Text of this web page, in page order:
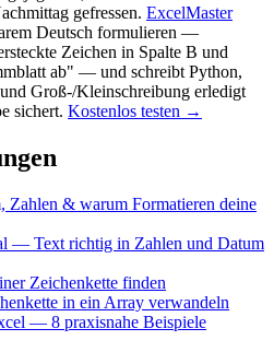
gefressen. ExcelMaster
Deutsch formulieren —
Zeichen in Spalte B und
ab" — und schreibt Python,
Groß-/Kleinschreibung erledigt
sichert. Kostenlos testen →
& warum Formatieren deine
— Text richtig in Zahlen und Datum
Zeichenkette finden
in ein Array verwandeln
— 8 praxisnahe Beispiele